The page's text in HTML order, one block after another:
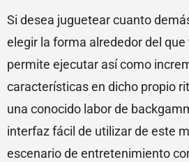
Si desea juguetear cuanto
elegir la forma alrededor del que
permite ejecutar así­ como
características en dicho propio
una conocido labor de
interfaz fácil de utilizar de este
escenario de entretenimiento